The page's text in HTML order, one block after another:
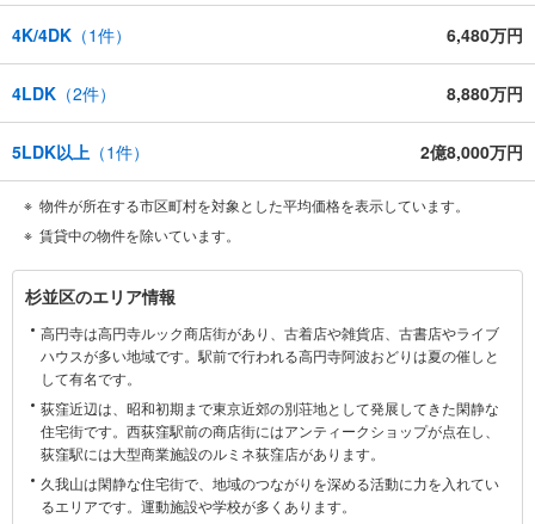
4K/4DK （1件） 6,480万円
4LDK （2件） 8,880万円
5LDK以上 （1件） 2億8,000万円
物件が所在する市区町村を対象とした平均価格を表示しています。
賃貸中の物件を除いています。
杉
並
区
に
す
る
報
杉並区のエリア情報
高円寺は高円寺ルック商店街があり、古着店や雑貨店、古書店やライブ
ハウスが多い地域です。駅前で行われる高円寺阿波おどりは夏の催しと
して有名です。
荻窪近辺は、昭和初期まで東京近郊の別荘地として発展してきた閑静な
住宅街です。西荻窪駅前の商店街にはアンティークショップが点在し、
荻窪駅には大型商業施設のルミネ荻窪店があります。
久我山は閑静な住宅街で、地域のつながりを深める活動に力を入れてい
るエリアです。運動施設や学校が多くあります。